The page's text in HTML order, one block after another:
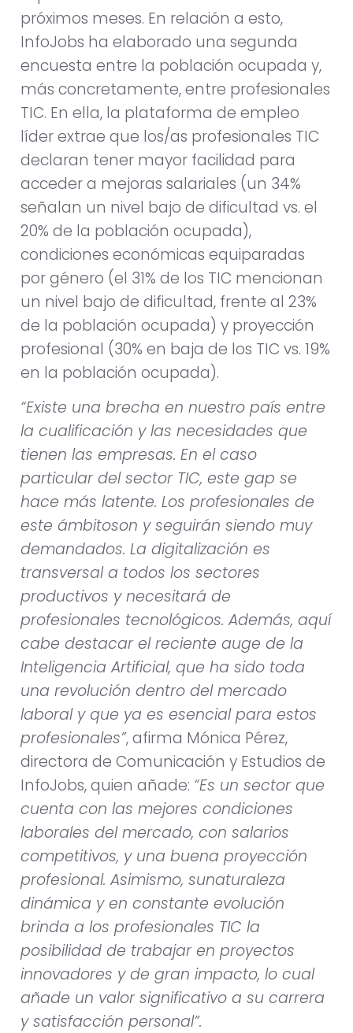
próximos meses. En relación a esto,
InfoJobs ha elaborado una segunda
encuesta entre la población ocupada y,
más concretamente, entre profesionales
TIC. En ella, la plataforma de empleo
líder extrae que los/as profesionales TIC
declaran tener mayor facilidad para
acceder a mejoras salariales (un 34%
señalan un nivel bajo de dificultad vs. el
20% de la población ocupada),
condiciones económicas equiparadas
por género (el 31% de los TIC mencionan
un nivel bajo de dificultad, frente al 23%
de la población ocupada) y proyección
profesional (30% en baja de los TIC vs. 19%
en la población ocupada).
“Existe una brecha en nuestro país entre
la cualificación y las necesidades que
tienen las empresas. En el caso
particular del sector TIC, este gap se
hace más latente. Los profesionales de
este ámbitoson y seguirán siendo muy
demandados. La digitalización es
transversal a todos los sectores
productivos y necesitará de
profesionales tecnológicos. Además, aquí
cabe destacar el reciente auge de la
Inteligencia Artificial, que ha sido toda
una revolución dentro del mercado
laboral y que ya es esencial para estos
profesionales”, afirma Mónica Pérez,
directora de Comunicación y Estudios de
InfoJobs, quien añade: “Es un sector que
cuenta con las mejores condiciones
laborales del mercado, con salarios
competitivos, y una buena proyección
profesional. Asimismo, sunaturaleza
dinámica y en constante evolución
brinda a los profesionales TIC la
posibilidad de trabajar en proyectos
innovadores y de gran impacto, lo cual
añade un valor significativo a su carrera
y satisfacción personal”.